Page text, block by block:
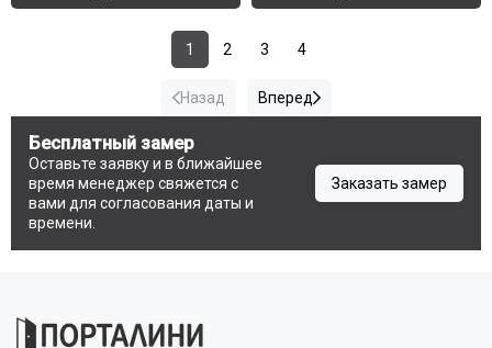
Назад
1 2 3 4
Вперед
Бесплатный замер
Оставьте заявку и в ближайшее
время менеджер свяжется с
вами для согласования даты и
времени.
Заказать замер